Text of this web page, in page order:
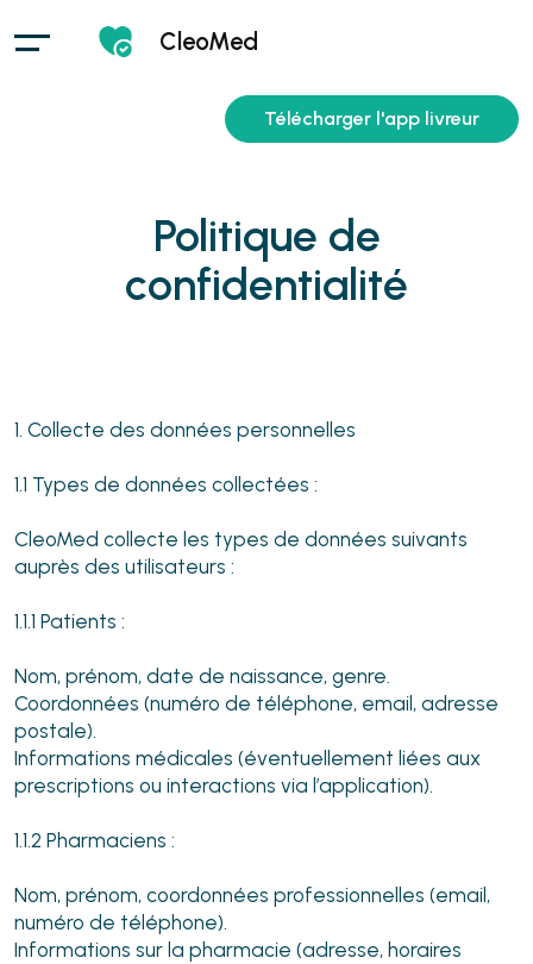
CleoMed
Télécharger l'app livreur
Politique de
confidentialité
1. Collecte des données personnelles
1.1 Types de données collectées :
CleoMed collecte les types de données suivants
auprès des utilisateurs :
1.1.1 Patients :
Nom, prénom, date de naissance, genre.
Coordonnées (numéro de téléphone, email, adresse
postale).
Informations médicales (éventuellement liées aux
prescriptions ou interactions via l’application).
1.1.2 Pharmaciens :
Nom, prénom, coordonnées professionnelles (email,
numéro de téléphone).
Informations sur la pharmacie (adresse, horaires